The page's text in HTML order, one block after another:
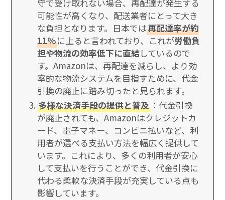
守で受け取れない場合、再配達が発生する
可能性が高くなり、配送業者にとって大き
な負担となります。日本では再配達率が約
11％に上ると言われており、これが労働負
担や物流の効率低下に直結しているので
す。Amazonは、再配達を減らし、より効
率的な物流システムを目指すために、代金
引換の廃止に踏み切ったと見られます。
多様な決済手段の提供と普及 ：代金引換
が廃止されても、Amazonはクレジットカ
ード、電子マネー、コンビニ払いなど、利
用者が選べる支払い方法を幅広く提供して
います。これにより、多くの利用者が安心
して支払いを行うことができ、代金引換に
代わる柔軟な決済手段が充実している点も
影響しています。